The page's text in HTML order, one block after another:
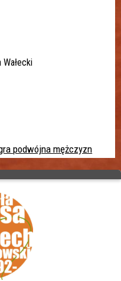
podwójna mężczyzn